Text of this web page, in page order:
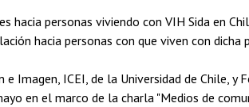
personas viviendo con VIH Sida en
hacia personas con que viven con dicha
ICEI, de la Universidad de Chile, y
en el marco de la charla "Medios de